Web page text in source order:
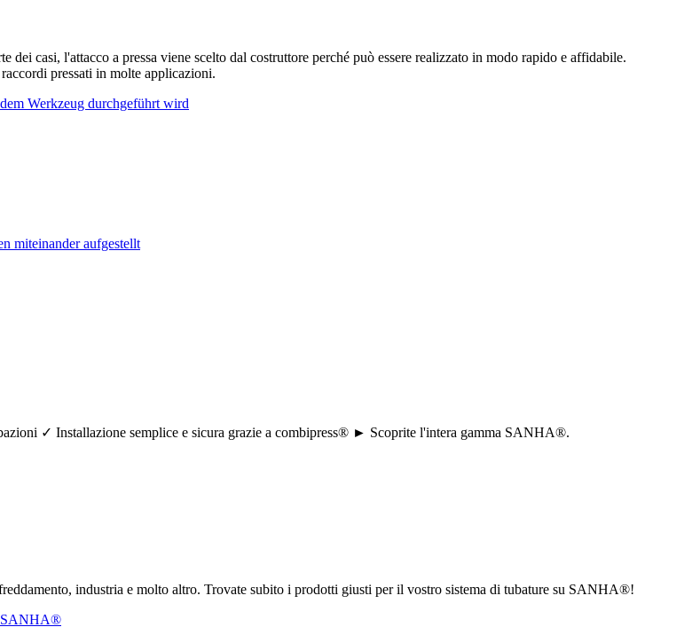
casi, l'attacco a pressa viene scelto dal costruttore perché può essere realizzato in modo rapido e affidabile.
pressati in molte applicazioni.
✓ Installazione semplice e sicura grazie a combipress® ► Scoprite l'intera gamma SANHA®.
industria e molto altro. Trovate subito i prodotti giusti per il vostro sistema di tubature su SANHA®!